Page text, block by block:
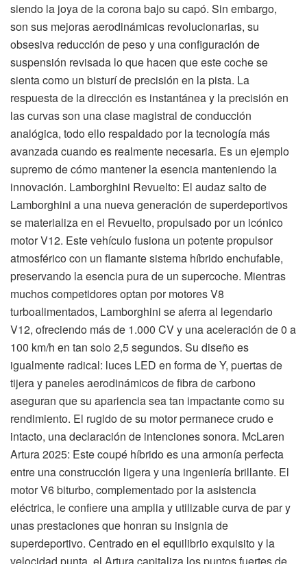
siendo la joya de la corona bajo su capó. Sin embargo,
son sus mejoras aerodinámicas revolucionarias, su
obsesiva reducción de peso y una configuración de
suspensión revisada lo que hacen que este coche se
sienta como un bisturí de precisión en la pista. La
respuesta de la dirección es instantánea y la precisión en
las curvas son una clase magistral de conducción
analógica, todo ello respaldado por la tecnología más
avanzada cuando es realmente necesaria. Es un ejemplo
supremo de cómo mantener la esencia manteniendo la
innovación. Lamborghini Revuelto: El audaz salto de
Lamborghini a una nueva generación de superdeportivos
se materializa en el Revuelto, propulsado por un icónico
motor V12. Este vehículo fusiona un potente propulsor
atmosférico con un flamante sistema híbrido enchufable,
preservando la esencia pura de un supercoche. Mientras
muchos competidores optan por motores V8
turboalimentados, Lamborghini se aferra al legendario
V12, ofreciendo más de 1.000 CV y una aceleración de 0 a
100 km/h en tan solo 2,5 segundos. Su diseño es
igualmente radical: luces LED en forma de Y, puertas de
tijera y paneles aerodinámicos de fibra de carbono
aseguran que su apariencia sea tan impactante como su
rendimiento. El rugido de su motor permanece crudo e
intacto, una declaración de intenciones sonora. McLaren
Artura 2025: Este coupé híbrido es una armonía perfecta
entre una construcción ligera y una ingeniería brillante. El
motor V6 biturbo, complementado por la asistencia
eléctrica, le confiere una amplia y utilizable curva de par y
unas prestaciones que honran su insignia de
superdeportivo. Centrado en el equilibrio exquisito y la